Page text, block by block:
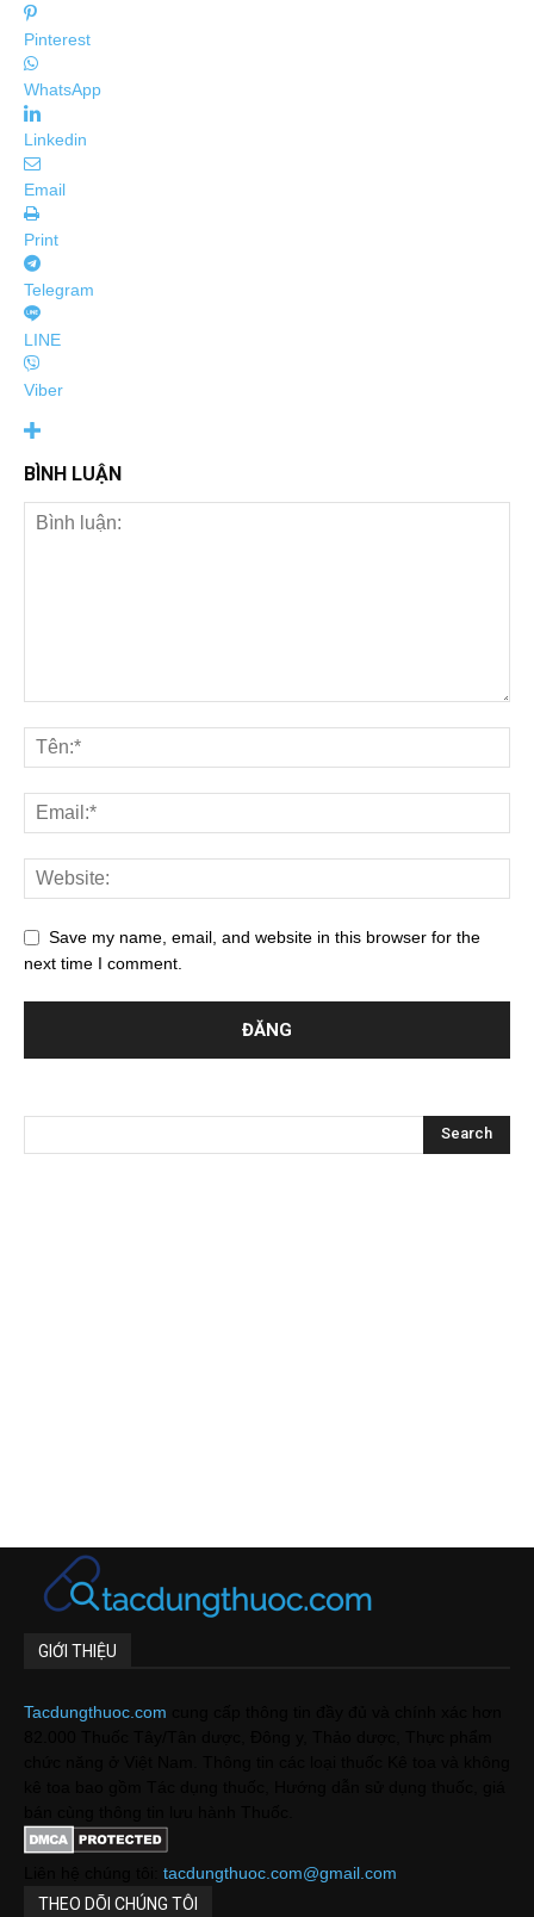
Pinterest
WhatsApp
Linkedin
Email
Print
Telegram
LINE
Viber
BÌNH LUẬN
Save my name, email, and website in this browser for the
next time I comment.
GIỚI THIỆU
Tacdungthuoc.com
tacdungthuoc.com@gmail.com
THEO DÕI CHÚNG TÔI